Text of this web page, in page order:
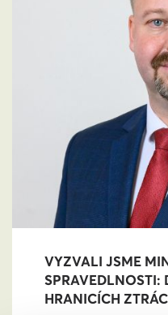
VYZVALI JSME
SPRAVEDLNOSTI:
HRANICÍCH